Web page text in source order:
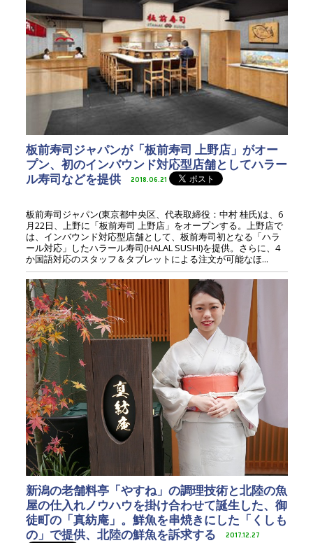
板前寿司ジャパンが「板前寿司 上野店」がオー
プン、初のインバウンド対応型店舗としてハラー
ル寿司などを提供
2018.06.21
板前寿司ジャパン(東京都中央区、代表取締役：中村 桂氏)は、6
月22日、上野に「板前寿司 上野店」をオープンする。上野店で
は、インバウンド対応型店舗として、板前寿司初となる「ハラ
ール対応」したハラール寿司(HALAL SUSHI)を提供。さらに、4
か国語対応のスタッフ＆タブレットによる注文が可能なほ...
新潟の老舗料亭「やすね」の調理技術と北陸の魚
屋の仕入れノウハウを掛け合わせて誕生した、御
徒町の「真紡庵」。鮮魚を串焼きにした「くしも
の」で提供、北陸の鮮魚を訴求する
2017.12.27